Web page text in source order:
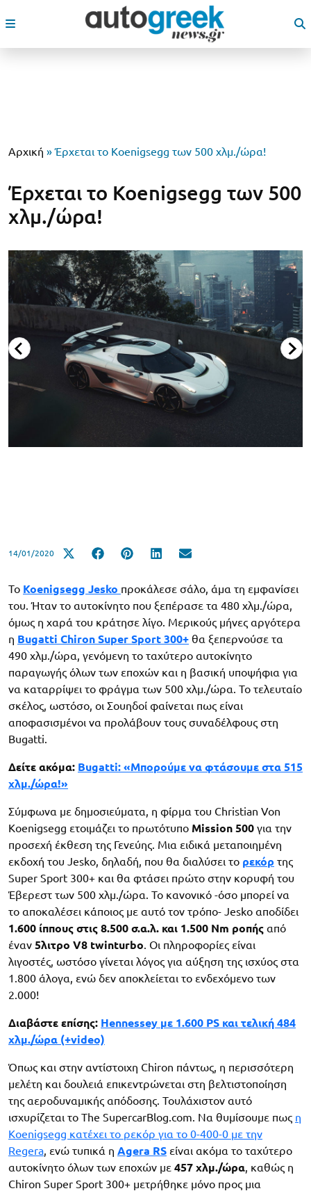
Αρχική »Έρχεται το Koenigsegg των 500 χλμ./ώρα!
Έρχεται το Koenigsegg των 500
χλμ./ώρα!
14/01/2020
To Koenigsegg Jesko προκάλεσε σάλο, άμα τη εμφανίσει
του. Ήταν το αυτοκίνητο που ξεπέρασε τα 480 χλμ./ώρα,
όμως η χαρά του κράτησε λίγο. Μερικούς μήνες αργότερα
η Bugatti Chiron Super Sport 300+ θα ξεπερνούσε τα
490 χλμ./ώρα, γενόμενη το ταχύτερο αυτοκίνητο
παραγωγής όλων των εποχών και η βασική υποψήφια για
να καταρρίψει το φράγμα των 500 χλμ./ώρα. Το τελευταίο
σκέλος, ωστόσο, οι Σουηδοί φαίνεται πως είναι
αποφασισμένοι να προλάβουν τους συναδέλφους στη
Bugatti.
Δείτε ακόμα: Bugatti: «Μπορούμε να φτάσουμε στα 515
χλμ./ώρα!»
Σύμφωνα με δημοσιεύματα, η φίρμα του Christian Von
Koenigsegg ετοιμάζει το πρωτότυπο Mission 500 για την
προσεχή έκθεση της Γενεύης. Μια ειδικά μεταποιημένη
εκδοχή του Jesko, δηλαδή, που θα διαλύσει το ρεκόρ της
Super Sport 300+ και θα φτάσει πρώτο στην κορυφή του
Έβερεστ των 500 χλμ./ώρα. Το κανονικό -όσο μπορεί να
το αποκαλέσει κάποιος με αυτό τον τρόπο- Jesko αποδίδει
1.600 ίππους στις 8.500 σ.α.λ. και 1.500 Nm ροπής από
έναν 5λιτρο V8 twinturbo. Οι πληροφορίες είναι
λιγοστές, ωστόσο γίνεται λόγος για αύξηση της ισχύος στα
1.800 άλογα, ενώ δεν αποκλείεται το ενδεχόμενο των
2.000!
Διαβάστε επίσης: Hennessey με 1.600 PS και τελική 484
χλμ./ώρα (+video)
Όπως και στην αντίστοιχη Chiron πάντως, η περισσότερη
μελέτη και δουλειά επικεντρώνεται στη βελτιστοποίηση
της αεροδυναμικής απόδοσης. Τουλάχιστον αυτό
ισχυρίζεται το The SupercarBlog.com. Να θυμίσουμε πως η
Koenigsegg κατέχει το ρεκόρ για το 0-400-0 με την
Regera, ενώ τυπικά η Agera RS είναι ακόμα το ταχύτερο
αυτοκίνητο όλων των εποχών με 457 χλμ./ώρα, καθώς η
Chiron Super Sport 300+ μετρήθηκε μόνο προς μια